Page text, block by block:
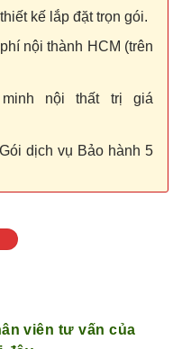
kế lắp đặt trọn gói.
nội thành HCM (trên
nội thất trị giá
dịch vụ Bảo hành 5
(4) số lượng
viên tư vấn của